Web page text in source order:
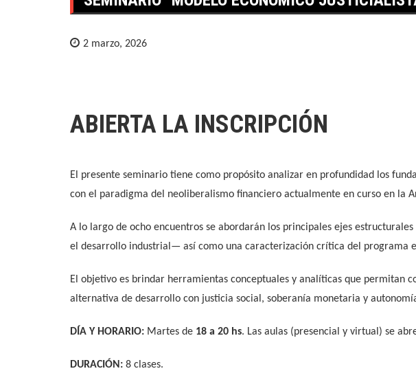
2 marzo, 2026
ABIERTA LA INSCRIPCIÓN
El presente seminario tiene como propósito analizar en profundidad los
con el paradigma del neoliberalismo financiero actualmente en curso en la
A lo largo de ocho encuentros se abordarán los principales ejes
el desarrollo industrial— así como una caracterización crítica del programa
El objetivo es brindar herramientas conceptuales y analíticas que permitan
alternativa de desarrollo con justicia social, soberanía monetaria y
DÍA Y HORARIO: Martes de 18 a 20 hs. Las aulas (presencial y virtual) se
DURACIÓN: 8 clases.